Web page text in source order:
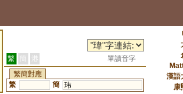
繁 簡 港
單讀音字
繁簡對應
繁
簡 玮
漢語
康